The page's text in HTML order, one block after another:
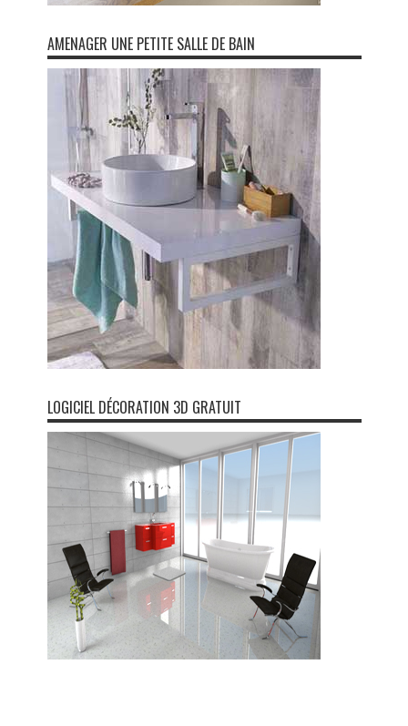
AMENAGER UNE PETITE SALLE DE BAIN
LOGICIEL DÉCORATION 3D GRATUIT